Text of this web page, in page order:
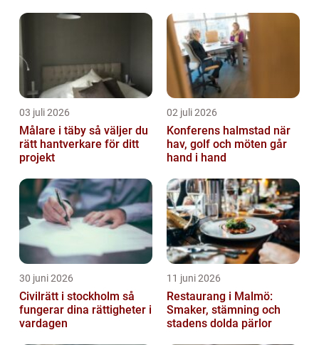
03 juli 2026
Målare i täby så väljer du
rätt hantverkare för ditt
projekt
02 juli 2026
Konferens halmstad när
hav, golf och möten går
hand i hand
30 juni 2026
Civilrätt i stockholm så
fungerar dina rättigheter i
vardagen
11 juni 2026
Restaurang i Malmö:
Smaker, stämning och
stadens dolda pärlor